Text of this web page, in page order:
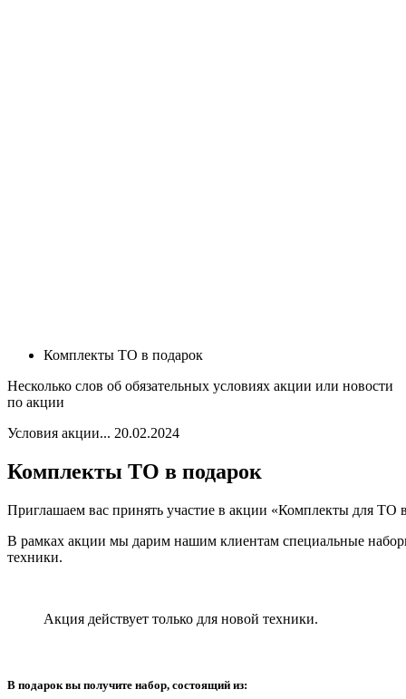
Комплекты ТО в подарок
Несколько слов об обязательных условиях акции или новости
по акции
Условия акции... 20.02.2024
Комплекты ТО в подарок
Приглашаем вас принять участие в акции «Комплекты для ТО
В рамках акции мы дарим нашим клиентам специальные
техники.
Акция действует только для новой техники.
В подарок вы получите набор, состоящий из: